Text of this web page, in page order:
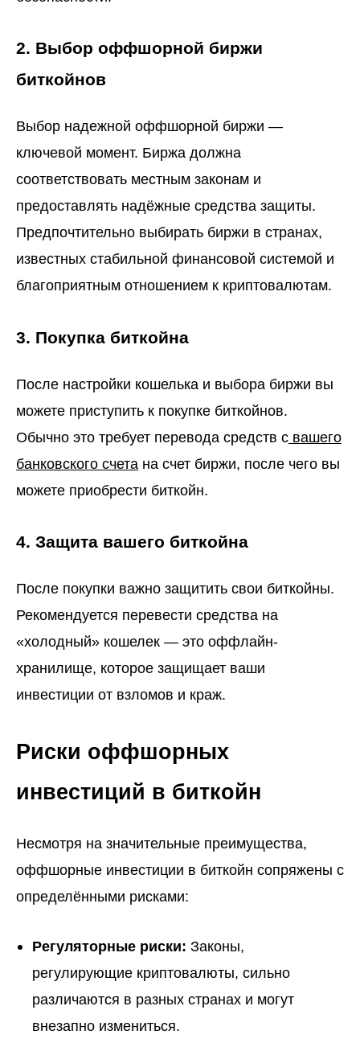
2. Выбор оффшорной биржи
биткойнов
Выбор надежной оффшорной биржи —
ключевой момент. Биржа должна
соответствовать местным законам и
предоставлять надёжные средства защиты.
Предпочтительно выбирать биржи в странах,
известных стабильной финансовой системой и
благоприятным отношением к криптовалютам.
3. Покупка биткойна
После настройки кошелька и выбора биржи вы
можете приступить к покупке биткойнов.
Обычно это требует перевода средств с вашего
банковского счета на счет биржи, после чего вы
можете приобрести биткойн.
4. Защита вашего биткойна
После покупки важно защитить свои биткойны.
Рекомендуется перевести средства на
«холодный» кошелек — это оффлайн-
хранилище, которое защищает ваши
инвестиции от взломов и краж.
Риски оффшорных
инвестиций в биткойн
Несмотря на значительные преимущества,
оффшорные инвестиции в биткойн сопряжены с
определёнными рисками:
Регуляторные риски: Законы,
регулирующие криптовалюты, сильно
различаются в разных странах и могут
внезапно измениться.